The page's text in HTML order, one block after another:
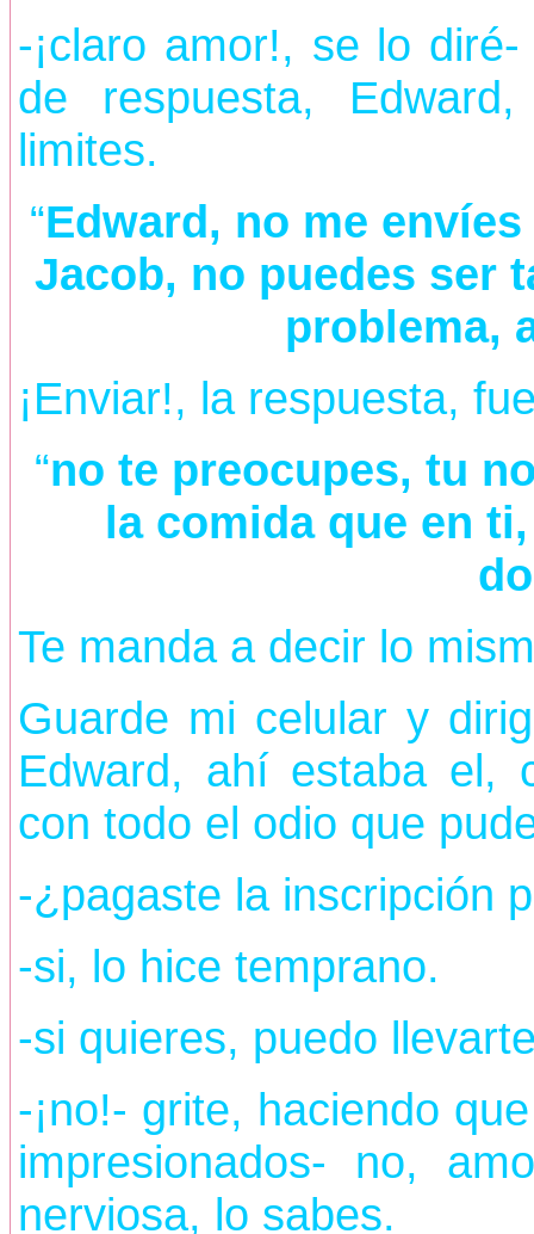
-¡claro amor!, se lo
de respuesta,
limites.
“Edward, no me
Jacob, no puedes ser
problema,
¡Enviar!, la respuesta,
“no te preocupes, tu
la comida que en
Te manda a decir lo
Guarde mi celular y
Edward, ahí estaba el,
con todo el odio que
-¿pagaste la inscripción
-si, lo hice temprano.
-si quieres, puedo
-¡no!- grite, haciendo
impresionados- no,
nerviosa, lo sabes.